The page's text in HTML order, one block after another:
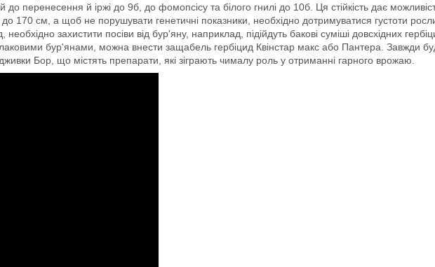
до перенесення й іржі до 9б, до фомопсісу та білого гнилі до 10б. Ця стійкість дає
170 см, а щоб не порушувати генетичні показники, необхідно дотримуватися густоти
захистити посіви від бур'яну, наприклад, підійдуть бакові суміші довсхідних
бур'янами, можна внести защабель гербіцид Квінстар макс або Пантера. Завжди
Бор, що містять препарати, які зіграють чималу роль у отриманні гарного врожаю.